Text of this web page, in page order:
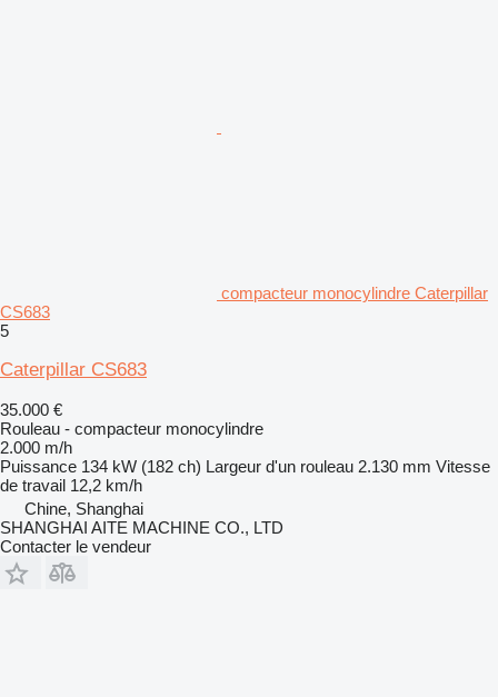
compacteur monocylindre Caterpillar
CS683
5
Caterpillar CS683
35.000 €
Rouleau - compacteur monocylindre
2.000 m/h
Puissance 134 kW (182 ch) Largeur d'un rouleau 2.130 mm Vitesse
de travail 12,2 km/h
Chine, Shanghai
SHANGHAI AITE MACHINE CO., LTD
Contacter le vendeur